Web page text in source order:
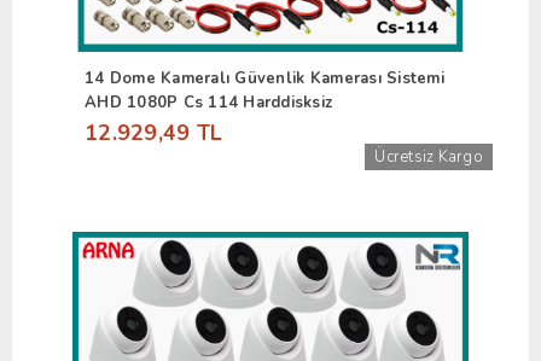
14 Dome Kameralı Güvenlik Kamerası Sistemi
AHD 1080P Cs 114 Harddisksiz
12.929,49 TL
Ücretsiz Kargo